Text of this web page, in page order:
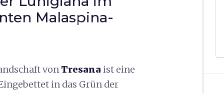
Malaspina-
von Tresana ist eine
in das Grün der